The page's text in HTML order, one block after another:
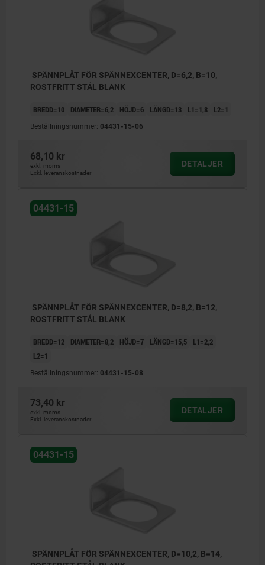
SPÄNNPLÅT FÖR SPÄNNEXCENTER, D=6,2, B=10,
ROSTFRITT STÅL BLANK
BREDD=10 DIAMETER=6,2 HÖJD=6 LÄNGD=13 L1=1,8 L2=1
Beställningsnummer: 04431-15-06
68,10 kr
exkl. moms
Exkl. leveranskostnader
DETALJER
04431-15
SPÄNNPLÅT FÖR SPÄNNEXCENTER, D=8,2, B=12,
ROSTFRITT STÅL BLANK
BREDD=12 DIAMETER=8,2 HÖJD=7 LÄNGD=15,5
L1=2,2
L2=1
Beställningsnummer: 04431-15-08
73,40 kr
exkl. moms
Exkl. leveranskostnader
DETALJER
04431-15
SPÄNNPLÅT FÖR SPÄNNEXCENTER, D=10,2, B=14,